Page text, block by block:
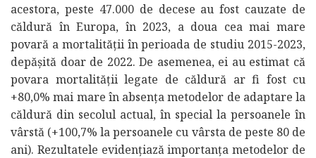
acestora, peste 47.000 de decese au fost cauzate de
căldură în Europa, în 2023, a doua cea mai mare
povară a mortalității în perioada de studiu 2015-2023,
depășită doar de 2022. De asemenea, ei au estimat că
povara mortalității legate de căldură ar fi fost cu
+80,0% mai mare în absența metodelor de adaptare la
căldură din secolul actual, în special la persoanele în
vârstă (+100,7% la persoanele cu vârsta de peste 80 de
ani). Rezultatele evidențiază importanța metodelor de